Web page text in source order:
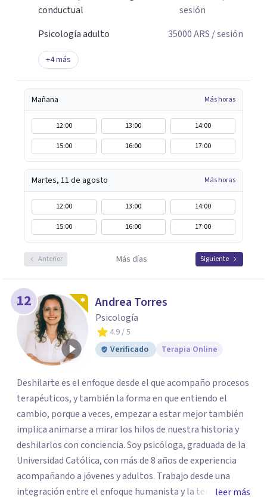
conductual
sesión
Psicología adulto
35000ARS / sesión
+4más
Mañana Más horas
12:00 13:00
14:00
15:00
16:00 17:00
Martes, 11 de agosto Más horas
12:00 13:00
14:00
15:00
16:00 17:00
Anterior Más días Siguiente
12 Andrea Torres
Psicología
4.9/ 5
Verificado
Terapia Online
Deshilarte es el enfoque desde el que acompaño procesos
terapéuticos, y también la forma en que entiendo el
cambio, porque a veces, empezar a estar mejor también
implica animarse a mirar los hilos de nuestra historia y
deshilarlos con conciencia. Soy psicóloga, graduada de la
Universidad Católica, con más de 8 años de experiencia
acompañando a jóvenes y adultos. Trabajo desde una
integración entre el enfoque humanista y la terapialeer más